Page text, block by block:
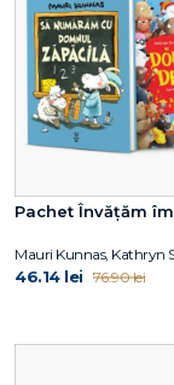
Pachet Învățăm
Mauri Kunnas, Kathryn
46.14 lei 76.90 lei